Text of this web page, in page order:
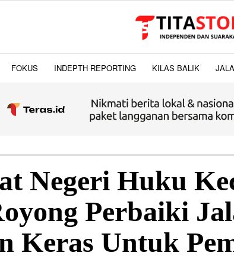
FOKUS INDEPTH REPORTING KILAS BALIK
Negeri Huku
Perbaiki
Keras Untuk